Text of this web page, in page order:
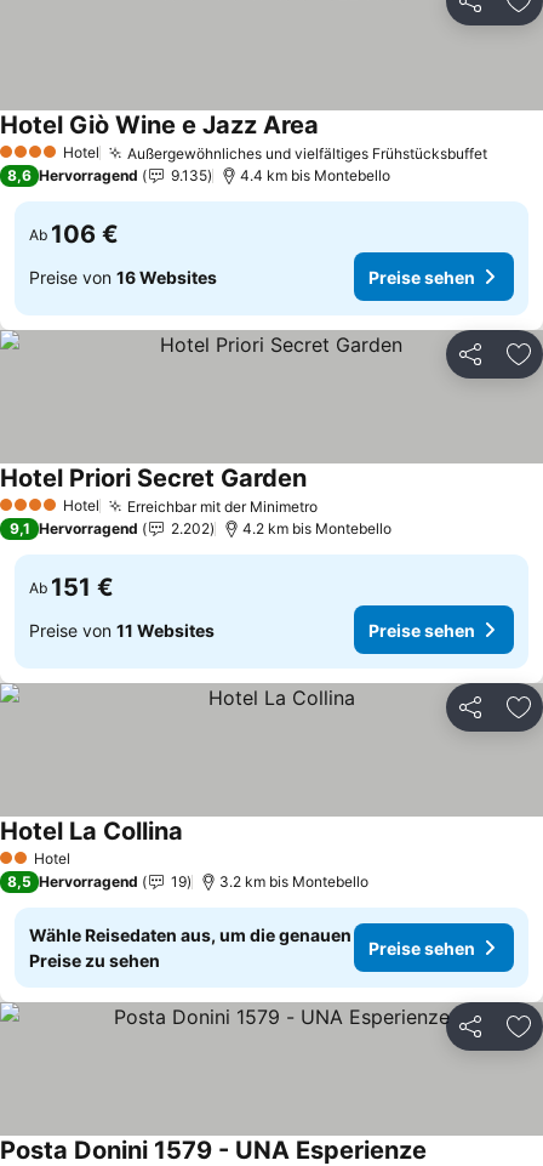
Teilen
4 Sterne Hotel Außergewöhnliches und vielfältiges Frühstücksbuffet
Hotel Giò Wine e Jazz Area
8,6 Hervorragend 9.135 4.4 km bis Montebello
Ab 106 €
Preise von 16 Websites Preise sehen
Teilen
4 Sterne Hotel Erreichbar mit der Minimetro
Hotel Priori Secret Garden
9,1 Hervorragend 2.202 4.2 km bis Montebello
Ab 151 €
Preise von 11 Websites Preise sehen
Teilen
2 Sterne
Hotel
Hotel La Collina
8,5 Hervorragend 19 3.2 km bis Montebello
Wähle Reisedaten aus, um die genauen
Preise zu sehen
Preise sehen
Teilen
Posta Donini 1579 - UNA Esperienze